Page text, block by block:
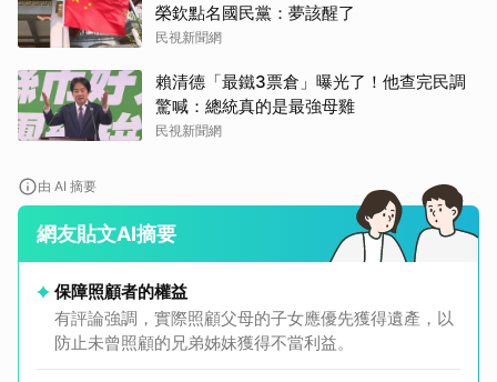
榮欽點名國民黨：夢該醒了
民視新聞網
賴清德「最鐵3票倉」曝光了！他查完民調
驚喊：總統真的是最強母雞
民視新聞網
由 AI 摘要
網友貼文AI摘要
保障照顧者的權益
有評論強調，實際照顧父母的子女應優先獲得遺產，以
防止未曾照顧的兄弟姊妹獲得不當利益。